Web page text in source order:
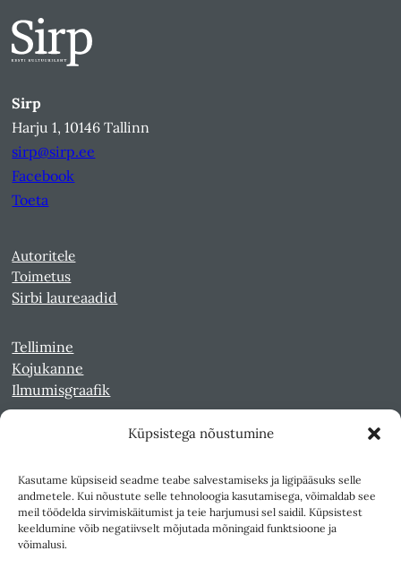
Küpsistega nõustumine
Kasutame küpsiseid seadme teabe salvestamiseks ja ligipääsuks selle
andmetele. Kui nõustute selle tehnoloogia kasutamisega, võimaldab see
meil töödelda sirvimiskäitumist ja teie harjumusi sel saidil. Küpsistest
keeldumine võib negatiivselt mõjutada mõningaid funktsioone ja
võimalusi.
Sirp
Harju 1, 10146 Tallinn
sirp@sirp.ee
Facebook
Toeta
Autoritele
Toimetus
Sirbi laureaadid
Tellimine
Kojukanne
Ilmumisgraafik
Kultuurileht 1994-1997
Reede 1989-1990
Sirp ja Vasar 1940-1989